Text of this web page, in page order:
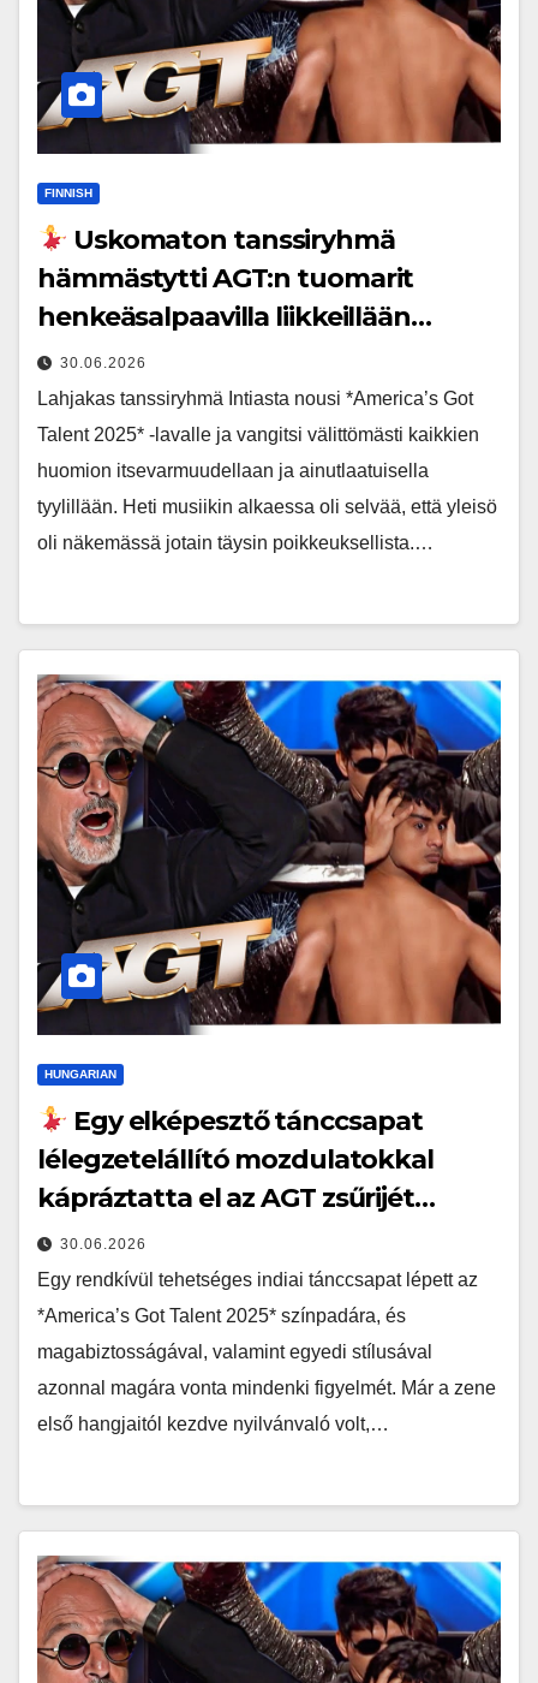
FINNISH
Uskomaton tanssiryhmä
hämmästytti AGT:n tuomarit
henkeäsalpaavilla liikkeillään…
30.06.2026
Lahjakas tanssiryhmä Intiasta nousi *America’s Got
Talent 2025* -lavalle ja vangitsi välittömästi kaikkien
huomion itsevarmuudellaan ja ainutlaatuisella
tyylillään. Heti musiikin alkaessa oli selvää, että yleisö
oli näkemässä jotain täysin poikkeuksellista.…
HUNGARIAN
Egy elképesztő tánccsapat
lélegzetelállító mozdulatokkal
kápráztatta el az AGT zsűrijét…
30.06.2026
Egy rendkívül tehetséges indiai tánccsapat lépett az
*America’s Got Talent 2025* színpadára, és
magabiztosságával, valamint egyedi stílusával
azonnal magára vonta mindenki figyelmét. Már a zene
első hangjaitól kezdve nyilvánvaló volt,…